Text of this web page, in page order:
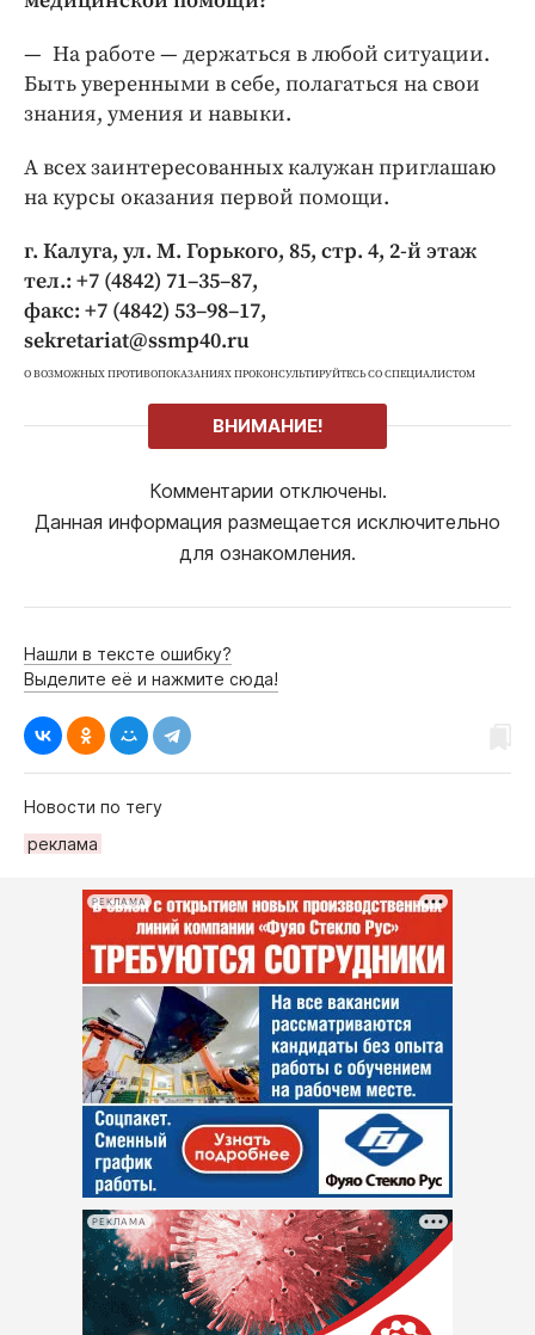
— На работе — ​держаться в любой ситуации.
Быть уверенными в себе, полагаться на свои
знания, умения и навыки.
А всех заинтересованных калужан приглашаю
на курсы оказания первой помощи.
г. Калуга, ул. М. Горького, 85, стр. 4, 2-й этаж
тел.: +7 (4842) 71–35–87,
факс: +7 (4842) 53–98–17,
sekretariat@ssmp40.ru
О ВОЗМОЖНЫХ ПРОТИВОПОКАЗАНИЯХ ПРОКОНСУЛЬТИРУЙТЕСЬ СО СПЕЦИАЛИСТОМ
ВНИМАНИЕ!
Комментарии отключены.
Данная информация размещается исключительно
для ознакомления.
Нашли в тексте ошибку?
Выделите её и нажмите сюда!
Новости по тегу
рeклама
РЕКЛАМА
РЕКЛАМА